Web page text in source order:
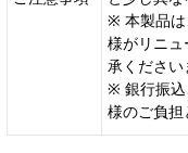
※ 本製品は
様がリニュ
承ください
※ 銀行振込
様のご負担